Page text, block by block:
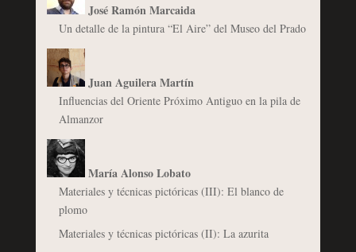
José Ramón Marcaida
Un detalle de la pintura “El Aire” del Museo del Prado
Juan Aguilera Martín
Influencias del Oriente Próximo Antiguo en la pila de
Almanzor
María Alonso Lobato
Materiales y técnicas pictóricas (III): El blanco de
plomo
Materiales y técnicas pictóricas (II): La azurita